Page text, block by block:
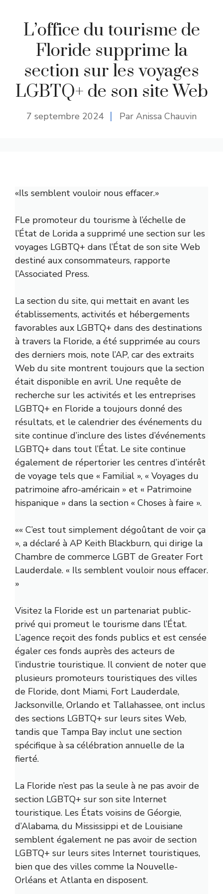
L’office du tourisme de
Floride supprime la
section sur les voyages
LGBTQ+ de son site Web
7 septembre 2024 Par Anissa Chauvin
«Ils semblent vouloir nous effacer.»
FLe promoteur du tourisme à l’échelle de
l’État de Lorida a supprimé une section sur les
voyages LGBTQ+ dans l’État de son site Web
destiné aux consommateurs, rapporte
l’Associated Press.
La section du site, qui mettait en avant les
établissements, activités et hébergements
favorables aux LGBTQ+ dans des destinations
à travers la Floride, a été supprimée au cours
des derniers mois, note l’AP, car des extraits
Web du site montrent toujours que la section
était disponible en avril. Une requête de
recherche sur les activités et les entreprises
LGBTQ+ en Floride a toujours donné des
résultats, et le calendrier des événements du
site continue d’inclure des listes d’événements
LGBTQ+ dans tout l’État. Le site continue
également de répertorier les centres d’intérêt
de voyage tels que « Familial », « Voyages du
patrimoine afro-américain » et « Patrimoine
hispanique » dans la section « Choses à faire ».
«« C’est tout simplement dégoûtant de voir ça
», a déclaré à AP Keith Blackburn, qui dirige la
Chambre de commerce LGBT de Greater Fort
Lauderdale. « Ils semblent vouloir nous effacer.
»
Visitez la Floride est un partenariat public-
privé qui promeut le tourisme dans l’État.
L’agence reçoit des fonds publics et est censée
égaler ces fonds auprès des acteurs de
l’industrie touristique. Il convient de noter que
plusieurs promoteurs touristiques des villes
de Floride, dont Miami, Fort Lauderdale,
Jacksonville, Orlando et Tallahassee, ont inclus
des sections LGBTQ+ sur leurs sites Web,
tandis que Tampa Bay inclut une section
spécifique à sa célébration annuelle de la
fierté.
La Floride n’est pas la seule à ne pas avoir de
section LGBTQ+ sur son site Internet
touristique. Les États voisins de Géorgie,
d’Alabama, du Mississippi et de Louisiane
semblent également ne pas avoir de section
LGBTQ+ sur leurs sites Internet touristiques,
bien que des villes comme la Nouvelle-
Orléans et Atlanta en disposent.